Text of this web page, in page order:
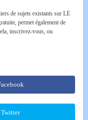
de sujets existants sur LE
permet également de
inscrivez-vous, ou
Twitter